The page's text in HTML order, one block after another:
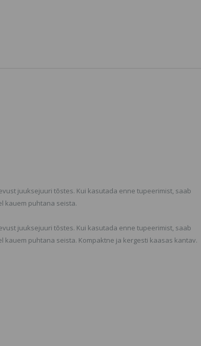
juuksejuuri tõstes. Kui kasutada enne tupeerimist, saab
kauem puhtana seista.
juuksejuuri tõstes. Kui kasutada enne tupeerimist, saab
puhtana seista. Kompaktne ja kergesti kaasas kantav.